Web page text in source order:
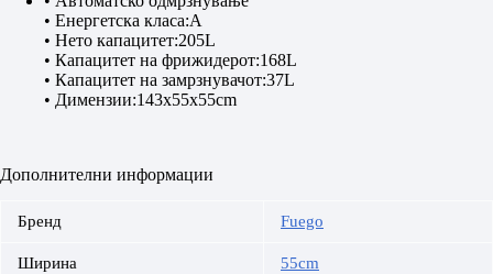
• Енергетска класа:A
• Нето капацитет:205L
• Капацитет на фрижидерот:168L
• Капацитет на замрзнувачот:37L
• Димензии:143x55x55cm
Дополнителни информации
Бренд Fuego
Ширина 55cm